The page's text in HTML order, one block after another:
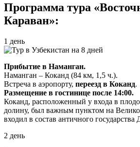
Программа тура
Караван»:
1 день
Прибытие в Наманган.
Наманган – Коканд (84 км, 1,5 ч.).
Встреча в аэропорту, переезд в Коканд.
Размещение в гостинице после 14:00.
Коканд, расположенный у входа в
долину, был важным пунктом на
входил в состав античного государства
2 день